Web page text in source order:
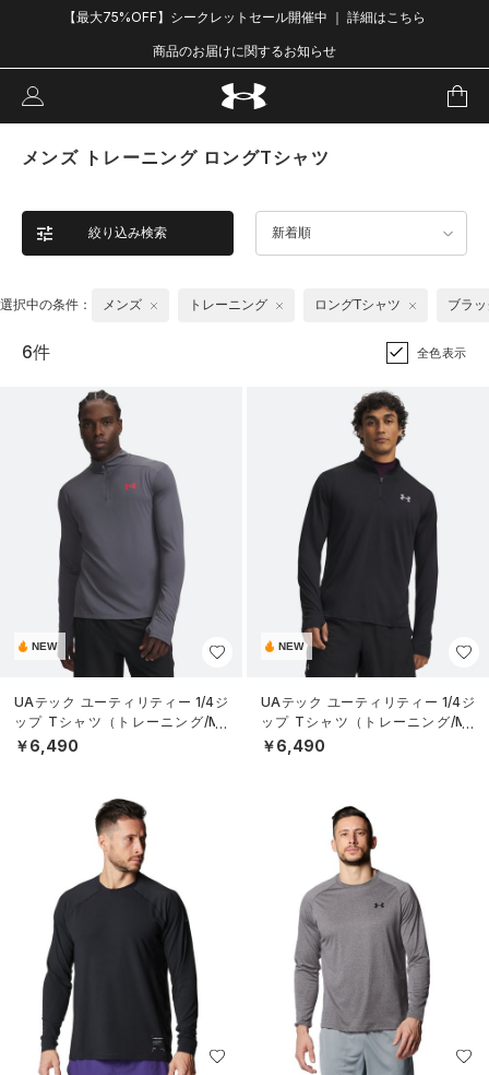
【最大75%OFF】シークレットセール開催中 ｜ 詳細はこちら
商品のお届けに関するお知らせ
メンズ トレーニング ロングTシャツ
絞り込み検索 新着順
選択中の条件： メンズ トレーニング ロングTシャツ ブラ
6件 全色表示
NEW
UAテック ユーティリティー 1/4ジ
ップ Tシャツ（トレーニング/ME
N）
￥6,490
NEW
UAテック ユーティリティー 1/4ジ
ップ Tシャツ（トレーニング/ME
N）
￥6,490